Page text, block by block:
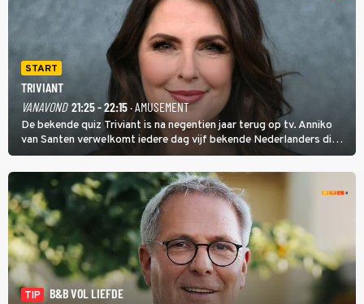
START
TRIVIANT
VANAVOND 21:25 - 22:15· AMUSEMENT
De bekende quiz Triviant is na negentien jaar terug op tv. Anniko
van Santen verwelkomt iedere dag vijf bekende Nederlanders die
vragen beantwoorden in verschillende categorieën. De beste
speler gaat direct door naar de finaleweek.
TIP
B&B VOL LIEFDE